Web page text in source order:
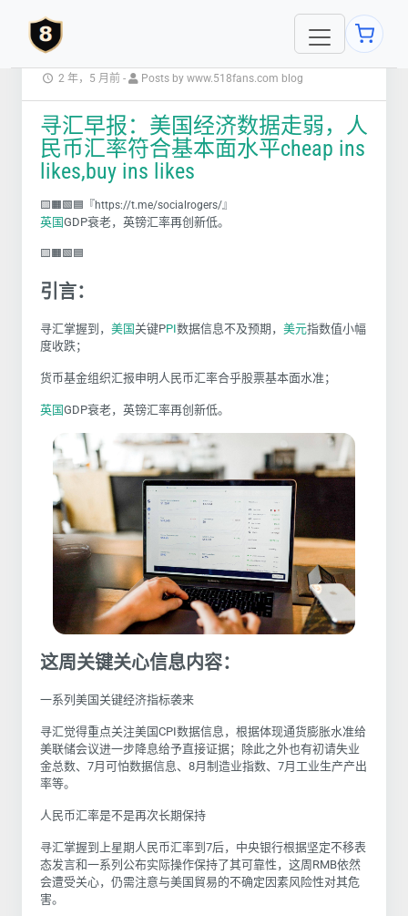
2 年，5 月前 - Posts by www.518fans.com blog
寻汇早报：美国经济数据走弱，人
民币汇率符合基本面水平cheap ins
likes,buy ins likes
🟨🟧🟩🟦『https://t.me/socialrogers/』
英国GDP衰老，英镑汇率再创新低。
🟨🟧🟩🟦
引言：
寻汇掌握到， 美国 关键PPI数据信息不及预期， 美元指数值小幅
度收跌；
货币基金组织汇报申明人民币汇率合乎股票基本面水准；
英国GDP衰老，英镑汇率再创新低。
这周关键关心信息内容：
一系列美国关键经济指标袭来
寻汇觉得重点关注美国CPI数据信息，根据体现通货膨胀水准给
美联储会议进一步降息给予直接证据；除此之外也有初请失业
金总数、7月可怕数据信息、8月制造业指数、7月工业生产产出
率等。
人民币汇率是不是再次长期保持
寻汇掌握到上星期人民币汇率到7后，中央银行根据坚定不移表
态发言和一系列公布实际操作保持了其可靠性，这周RMB依然
会遭受关心，仍需注意与美国貿易的不确定因素风险性对其危
害。